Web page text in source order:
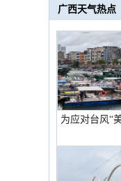
广西天气热点
为应对台风“